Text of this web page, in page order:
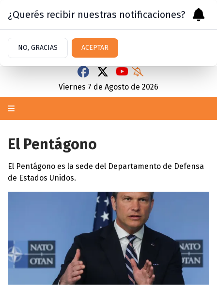
Viernes 7 de Agosto de 2026
El Pentágono
El Pentágono es la sede del Departamento de Defensa
de Estados Unidos.
¿Querés recibir nuestras notificaciones?
NO, GRACIAS ACEPTAR